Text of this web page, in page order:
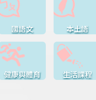
國語文 本土語
健康與體育 生活課程